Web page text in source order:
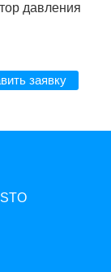
давления
заявку